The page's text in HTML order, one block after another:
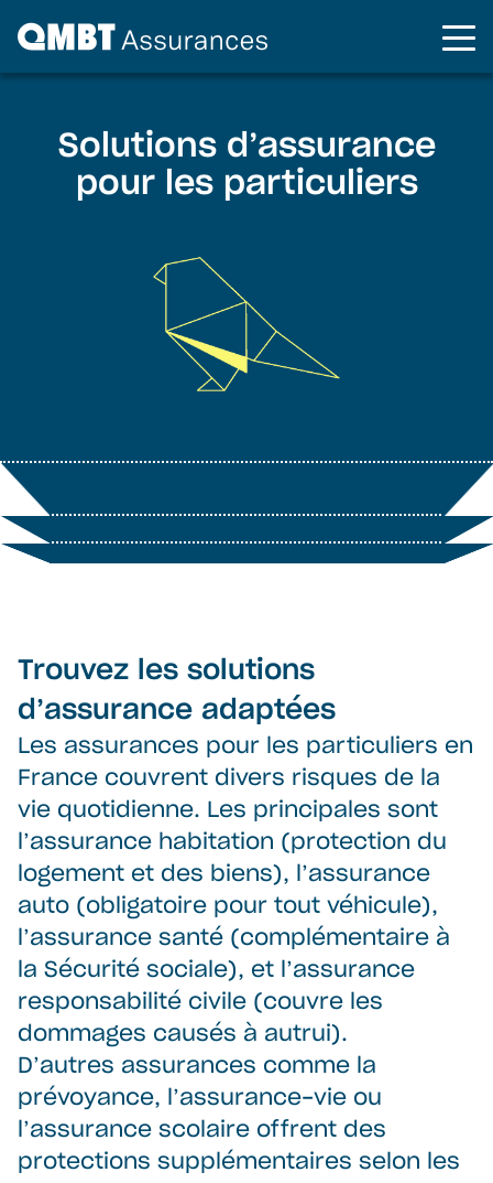
Solutions d’assurance
pour les particuliers
Trouvez les solutions
d’assurance adaptées
Les assurances pour les particuliers en
France couvrent divers risques de la
vie quotidienne. Les principales sont
l’assurance habitation (protection du
logement et des biens), l’assurance
auto (obligatoire pour tout véhicule),
l’assurance santé (complémentaire à
la Sécurité sociale), et l’assurance
responsabilité civile (couvre les
dommages causés à autrui).
D’autres assurances comme la
prévoyance, l’assurance-vie ou
l’assurance scolaire offrent des
protections supplémentaires selon les